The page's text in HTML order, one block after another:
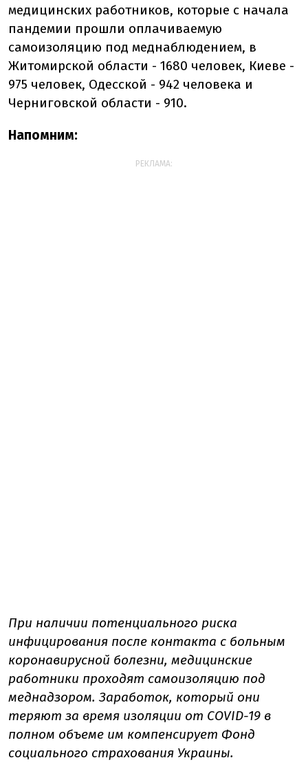
медицинских работников, которые с начала
пандемии прошли оплачиваемую
самоизоляцию под меднаблюдением, в
Житомирской области - 1680 человек, Киеве -
975 человек, Одесской - 942 человека и
Черниговской области - 910.
Напомним:
РЕКЛАМА:
При наличии потенциального риска
инфицирования после контакта с больным
коронавирусной болезни, медицинские
работники проходят самоизоляцию под
меднадзором. Заработок, который они
теряют за время изоляции от COVID-19 в
полном объеме им компенсирует Фонд
социального страхования Украины.